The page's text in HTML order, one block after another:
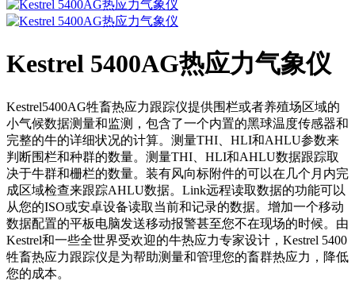
Kestrel 5400AG热应力气象仪
Kestrel5400AG牲畜热应力跟踪仪提供围栏或者养殖场区域的
小气候数据测量和监测，包含了一个内置的黑球温度传感器和
完整的牛的详细状况的计算。测量THI、HLI和AHLU参数来
判断围栏和种群的数量。测量THI、HLI和AHLU数据跟踪取
决于牛群和栅栏的数量。装有风向标附件的可以在几个月内完
成区域检查来跟踪AHLU数据。Link远程读取数据的功能可以
从您的ISO或安卓设备读取当前和记录的数据。增加一个移动
数据配置的平板电脑发送移动报警甚至您不在现场的时候。由
Kestrel和一些全世界受欢迎的牛热应力专家设计，Kestrel 5400
牲畜热应力跟踪仪是为帮助测量和管理您的畜群热应力，降低
您的成本。